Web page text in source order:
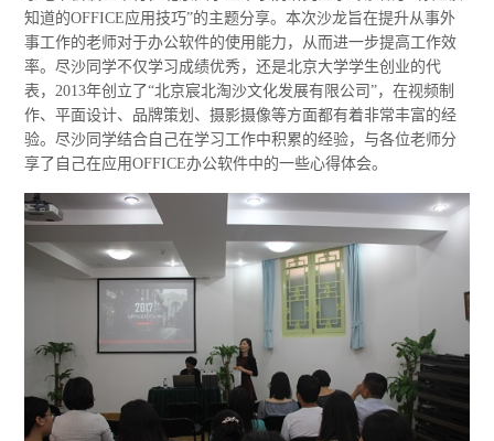
知道的OFFICE应用技巧”的主题分享。本次沙龙旨在提升从事外
事工作的老师对于办公软件的使用能力，从而进一步提高工作效
率。尽沙同学不仅学习成绩优秀，还是北京大学学生创业的代
表，2013年创立了“北京宸北淘沙文化发展有限公司”，在视频制
作、平面设计、品牌策划、摄影摄像等方面都有着非常丰富的经
验。尽沙同学结合自己在学习工作中积累的经验，与各位老师分
享了自己在应用OFFICE办公软件中的一些心得体会。